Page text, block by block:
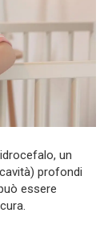
un
profondi
essere